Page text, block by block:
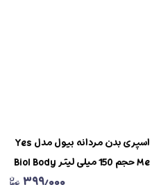
اسپری بدن مردانه بیول مدل Yes
Me حجم 150 میلی لیتر Biol Body
Spray Yes Me For Men 150ml